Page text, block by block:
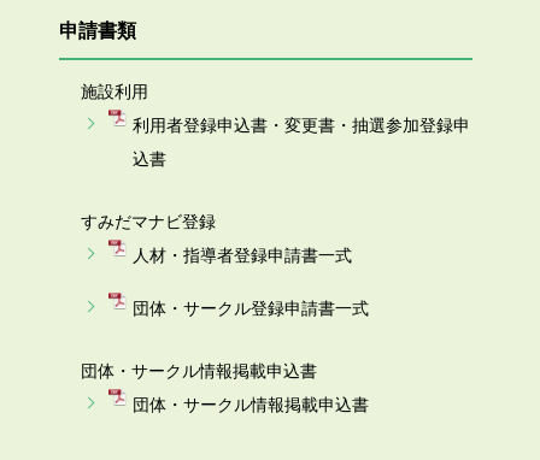
申請書類
施設利用
利用者登録申込書・変更書・抽選参加登録申
込書
すみだマナビ登録
人材・指導者登録申請書一式
団体・サークル登録申請書一式
団体・サークル情報掲載申込書
団体・サークル情報掲載申込書